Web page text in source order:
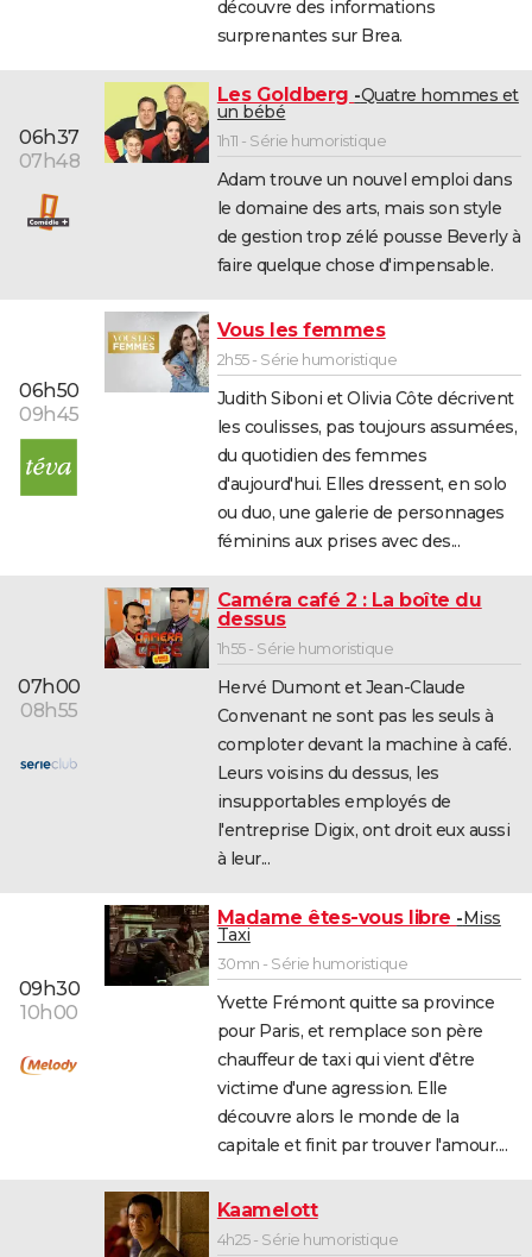
découvre des informations
surprenantes sur Brea.
06h37
07h48
Les Goldberg Quatre hommes et
un bébé
1h11 - Série humoristique
Adam trouve un nouvel emploi dans
le domaine des arts, mais son style
de gestion trop zélé pousse Beverly à
faire quelque chose d'impensable.
06h50
09h45
Vous les femmes
2h55 - Série humoristique
Judith Siboni et Olivia Côte décrivent
les coulisses, pas toujours assumées,
du quotidien des femmes
d'aujourd'hui. Elles dressent, en solo
ou duo, une galerie de personnages
féminins aux prises avec des...
07h00
08h55
Caméra café 2 : La boîte du
dessus
1h55 - Série humoristique
Hervé Dumont et Jean-Claude
Convenant ne sont pas les seuls à
comploter devant la machine à café.
Leurs voisins du dessus, les
insupportables employés de
l'entreprise Digix, ont droit eux aussi
à leur...
09h30
10h00
Madame êtes-vous libre Miss
Taxi
30mn - Série humoristique
Yvette Frémont quitte sa province
pour Paris, et remplace son père
chauffeur de taxi qui vient d'être
victime d'une agression. Elle
découvre alors le monde de la
capitale et finit par trouver l'amour....
Kaamelott
4h25 - Série humoristique